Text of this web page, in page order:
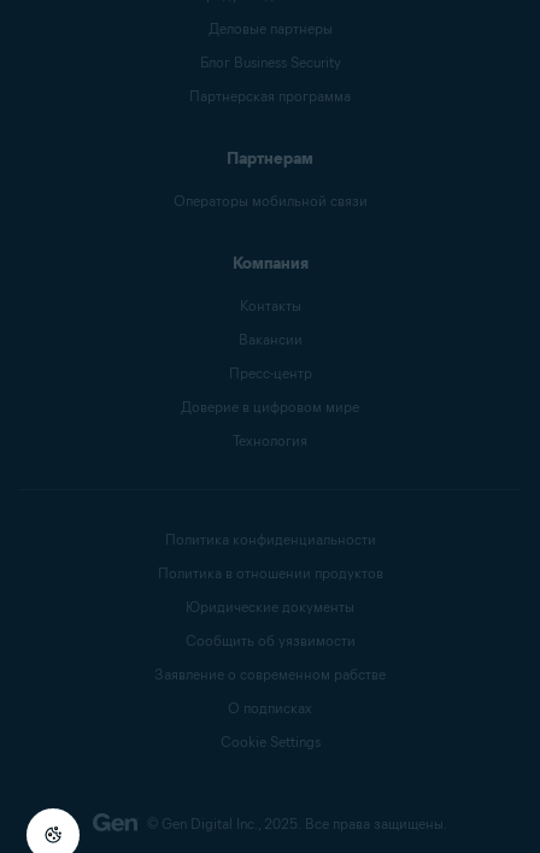
Деловые партнеры
Блог Business Security
Партнерская программа
Партнерам
Операторы мобильной связи
Компания
Контакты
Вакансии
Пресс-центр
Доверие в цифровом мире
Технология
© Gen Digital Inc., 2025. Все права защищены.
Политика конфиденциальности
Политика в отношении продуктов
Юридические документы
Сообщить об уязвимости
Заявление о современном рабстве
О подписках
Cookie Settings